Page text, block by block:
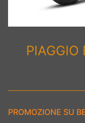
PIAGGIO
PROMOZIONE SU